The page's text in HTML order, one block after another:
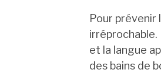
Pour prévenir
et la langue
des bains de